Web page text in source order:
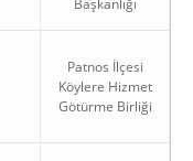
Başkanlığı
Patnos İlçesi
Köylere Hizmet
Götürme Birliği